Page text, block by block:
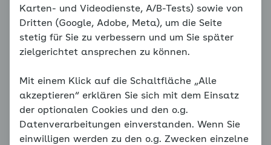
Das Angstspektrum
Unauffällige Ängste
Karten- und Videodienste, A/B-Tests) sowie von
Dritten (Google, Adobe, Meta), um die Seite
stetig für Sie zu verbessern und um Sie später
zielgerichtet ansprechen zu können.
Mit einem Klick auf die Schaltfläche „Alle
akzeptieren“ erklären Sie sich mit dem Einsatz
der optionalen Cookies und den o.g.
Datenverarbeitungen einverstanden. Wenn Sie
einwilligen werden zu den o.g. Zwecken einzelne